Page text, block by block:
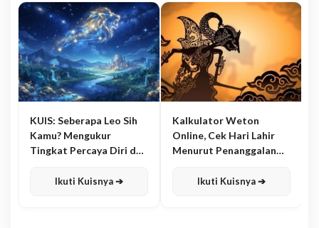
KUIS: Seberapa Leo Sih
Kamu? Mengukur
Tingkat Percaya Diri dan
Ikuti Kuisnya ➔
Kalkulator Weton
Online, Cek Hari Lahir
Menurut Penanggalan
Ikuti Kuisnya ➔